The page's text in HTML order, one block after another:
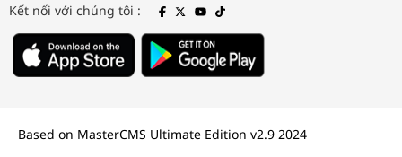
Kết nối với chúng tôi :
Based on MasterCMS Ultimate Edition v2.9 2024